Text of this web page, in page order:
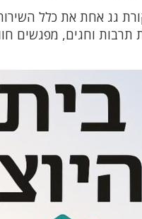
גג אחת את כלל
וחגים, מפגשים